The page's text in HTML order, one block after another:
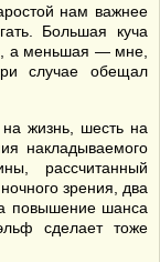
нам важнее
Большая куча
а меньшая — мне,
случае обещал
жизнь, шесть на
накладываемого
рассчитанный
зрения, два
повышение шанса
сделает тоже